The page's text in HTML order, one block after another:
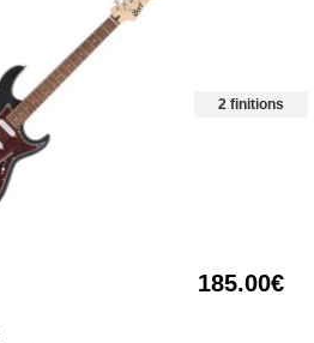
2 finitions
185.00